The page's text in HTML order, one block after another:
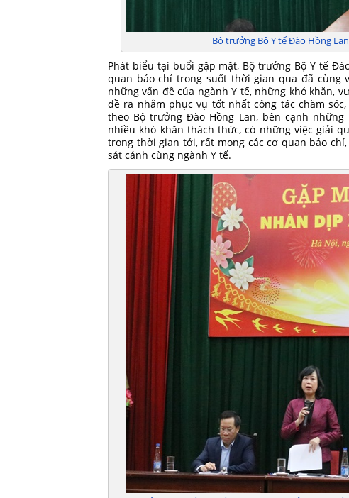
Bộ trưởng Bộ Y tế Đào Hồng
Phát biểu tại buổi gặp mặt, Bộ trưởng Bộ Y tế
quan báo chí trong suốt thời gian qua đã
những vấn đề của ngành Y tế, những khó khăn,
đề ra nhằm phục vụ tốt nhất công tác chăm
theo Bộ trưởng Đào Hồng Lan, bên cạnh
nhiều khó khăn thách thức, có những việc giải
trong thời gian tới, rất mong các cơ quan báo
sát cánh cùng ngành Y tế.